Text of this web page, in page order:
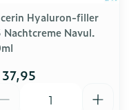
Hyaluron-filler
Nachtcreme Navul.